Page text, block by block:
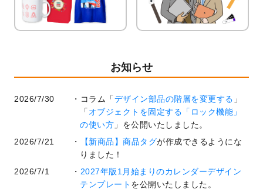
お知らせ
2026/7/30 コラム「デザイン部品の階層を変更する 」
「 オブジェクトを固定する「ロック機能」
の使い方 」を公開いたしました。
2026/7/21
【新商品】商品タグが作成できるようにな
りました！
2026/7/1
2027年版1月始まりのカレンダーデザイン
テンプレート を公開いたしました。